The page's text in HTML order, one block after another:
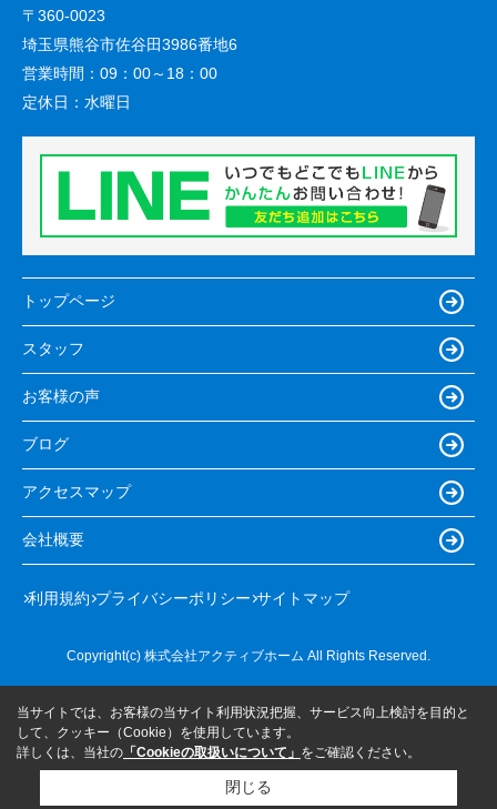
〒360-0023
埼玉県熊谷市佐谷田3986番地6
営業時間： 09：00～18：00
定休日： 水曜日
トップページ
スタッフ
お客様の声
ブログ
アクセスマップ
会社概要
利用規約 プライバシーポリシー サイトマップ
Copyright(c) 株式会社アクティブホーム All Rights Reserved.
当サイトでは、お客様の当サイト利用状況把握、サービス向上検討を目的と
して、クッキー（Cookie）を使用しています。
詳しくは、当社の 「Cookieの取扱いについて」 をご確認ください。
閉じる